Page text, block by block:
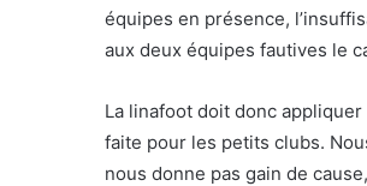
équipes en présence,
aux deux équipes fautives le
La linafoot doit donc
faite pour les petits clubs.
nous donne pas gain de